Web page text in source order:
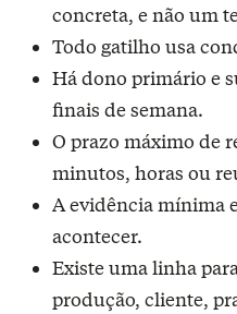
concreta, e não um
Todo gatilho usa
Há dono primário e
finais de semana.
O prazo máximo de
minutos, horas ou
A evidência mínima
acontecer.
Existe uma linha
produção, cliente,